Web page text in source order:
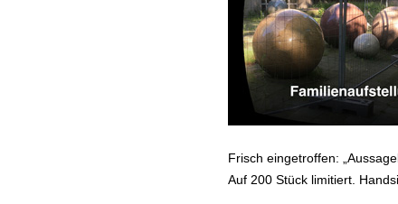
Frisch eingetroffen:
Auf 200 Stück limitiert.